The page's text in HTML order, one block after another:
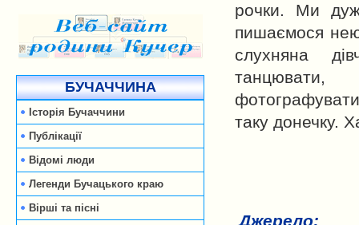
БУЧАЧЧИНА
Історія Бучаччини
Публікації
Відомі люди
Легенди Бучацького краю
Вірші та пісні
рочки. Ми
пишаємося
слухняна
таку донечку.
Джерело: